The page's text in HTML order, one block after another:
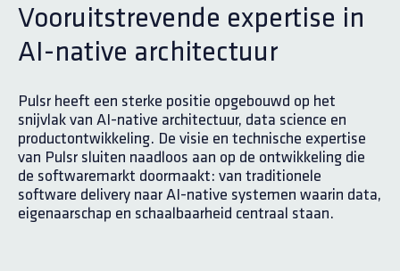
Vooruitstrevende expertise in
AI-native architectuur
Pulsr heeft een sterke positie opgebouwd op het
snijvlak van AI-native architectuur, data science en
productontwikkeling. De visie en technische expertise
van Pulsr sluiten naadloos aan op de ontwikkeling die
de softwaremarkt doormaakt: van traditionele
software delivery naar AI-native systemen waarin data,
eigenaarschap en schaalbaarheid centraal staan.